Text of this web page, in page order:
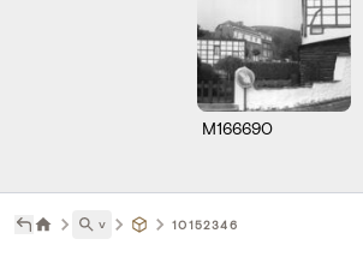
M166690
˅ 10152346